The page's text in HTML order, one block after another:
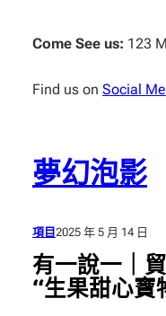
Come See us: 123
Find us on Social
夢幻泡影
項目 2025 年 5 月 14 日
有一說一｜
“生果甜心寶